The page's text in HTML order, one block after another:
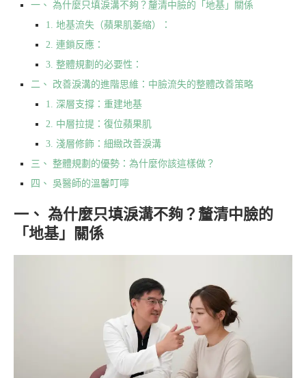
一、 為什麼只填淚溝不夠？釐清中臉的「地基」關係
1. 地基流失（蘋果肌萎縮）：
2. 連鎖反應：
3. 整體規劃的必要性：
二、 改善淚溝的進階思維：中臉流失的整體改善策略
1. 深層支撐：重建地基
2. 中層拉提：復位蘋果肌
3. 淺層修飾：細緻改善淚溝
三、 整體規劃的優勢：為什麼你該這樣做？
四、 吳醫師的溫馨叮嚀
一、 為什麼只填淚溝不夠？釐清中臉的
「地基」關係